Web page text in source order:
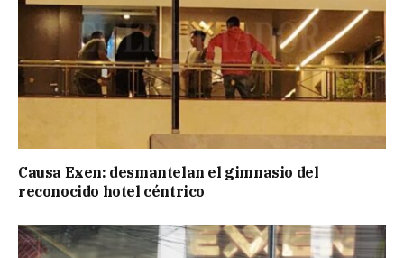
Causa Exen: desmantelan el gimnasio del
reconocido hotel céntrico